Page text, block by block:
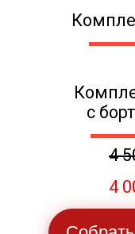
с
4
4